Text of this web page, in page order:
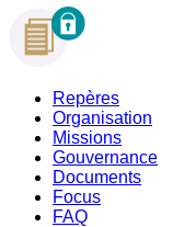
Repères
Organisation
Missions
Gouvernance
Documents
Focus
FAQ